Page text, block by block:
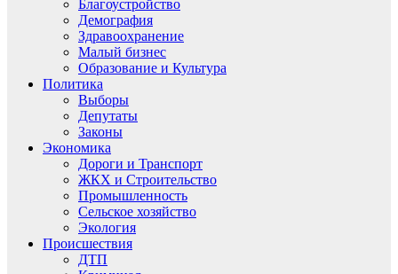
Благоустройство
Демография
Здравоохранение
Малый бизнес
Образование и Культура
Политика
Выборы
Депутаты
Законы
Экономика
Дороги и Транспорт
ЖКХ и Строительство
Промышленность
Сельское хозяйство
Экология
Происшествия
ДТП